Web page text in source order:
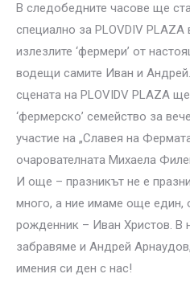
В следобедните часове ще
специално за PLOVDIV
излезлите ‘фермери’ от
водещи самите Иван и
сцената на PLOVIDV PLAZA
‘фермерско’ семейство за
участие на „Славея на
очарователната Михаела
И още – празникът не е
много, а ние имаме още един,
рожденник – Иван Христов. В
забравяме и Андрей
имения си ден с нас!